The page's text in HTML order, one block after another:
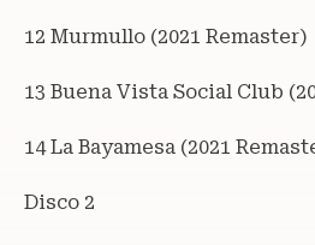
12 Murmullo (2021 Remaster)
13 Buena Vista Social Club
14 La Bayamesa (2021
Disco 2